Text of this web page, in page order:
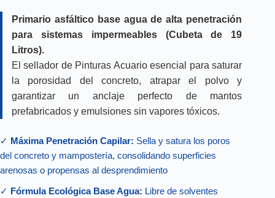
Primario asfáltico base agua de alta penetración
para sistemas impermeables (Cubeta de 19
Litros).
El sellador de Pinturas Acuario esencial para saturar
la porosidad del concreto, atrapar el polvo y
garantizar un anclaje perfecto de mantos
prefabricados y emulsiones sin vapores tóxicos.
✓ Máxima Penetración Capilar: Sella y satura los poros
del concreto y mampostería, consolidando superficies
arenosas o propensas al desprendimiento
✓ Fórmula Ecológica Base Agua: Libre de solventes